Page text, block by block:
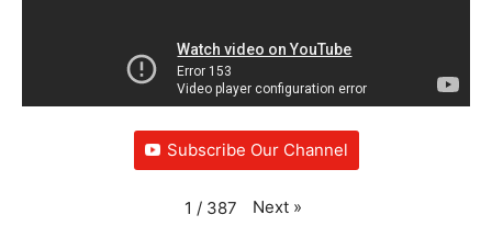
Subscribe Our Channel
1 / 387 Next »